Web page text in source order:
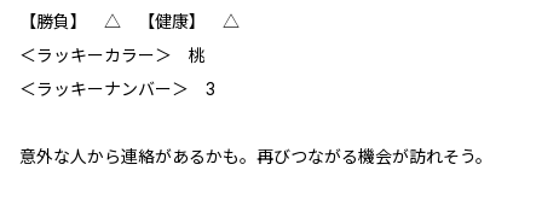
【勝負】 △ 【健康】 △
＜ラッキーカラー＞ 桃
＜ラッキーナンバー＞ 3
意外な人から連絡があるかも。再びつながる機会が訪れそう。